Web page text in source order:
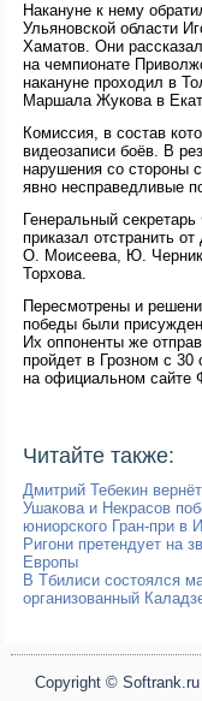
Накануне к нему
Ульяновской области
Хаматов. Они
на чемпионате
накануне проходил в
Маршала Жукова в
Комиссия, в состав
видеозаписи боёв. В
нарушения со стороны
явно несправедливые
Генеральный
приказал отстранить
О. Моисеева, Ю.
Торхова.
Пересмотрены и
победы были
Их оппоненты же
пройдет в Грозном с 30
на официальном сайте
Читайте также:
Дмитрий Тебекин
Ушакова и Некрасов
юниорского Гран-при в
Ригони претендует на
Европы
В Тбилиси состоялся
организованный
Copyright ©